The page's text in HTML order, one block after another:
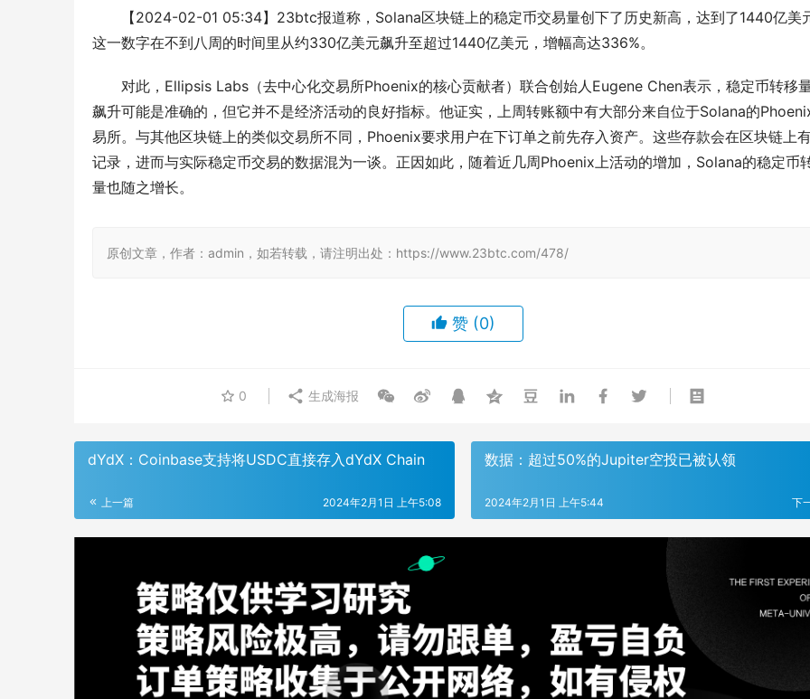
【2024-02-01 05:34】23btc报道称，Solana区块链上的稳定币交易量创下了历史新高，达到了1440亿美
这一数字在不到八周的时间里从约330亿美元飙升至超过1440亿美元，增幅高达336%。
对此，Ellipsis Labs（去中心化交易所Phoenix的核心贡献者）联合创始人Eugene Chen表示，稳定币转移
飙升可能是准确的，但它并不是经济活动的良好指标。他证实，上周转账额中有大部分来自位于Solana的
易所。与其他区块链上的类似交易所不同，Phoenix要求用户在下订单之前先存入资产。这些存款会在区块链上
记录，进而与实际稳定币交易的数据混为一谈。正因如此，随着近几周Phoenix上活动的增加，Solana的稳定币
量也随之增长。
原创文章，作者：admin，如若转载，请注明出处：https://www.23btc.com/478/
赞 (0)
0 生成海报
dYdX：Coinbase支持将USDC直接存入dYdX Chain
上一篇 2024年2月1日 上午5:08
数据：超过50%的Jupiter空投已被认领
下
2024年2月1日 上午5:44